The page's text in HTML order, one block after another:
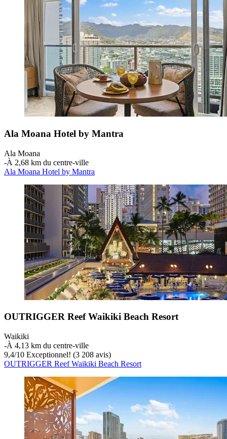
Ala Moana Hotel by Mantra
Ala Moana
‐À 2,68 km du centre-ville
Ala Moana Hotel by Mantra
OUTRIGGER Reef Waikiki Beach Resort
Waikiki
‐À 4,13 km du centre-ville
9,4/10 Exceptionnel! (3 208 avis)
OUTRIGGER Reef Waikiki Beach Resort